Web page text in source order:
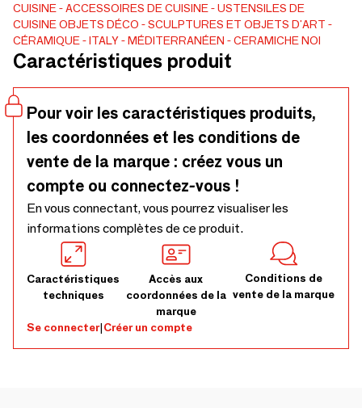
lavables au lave-vaisselle et au micro-ondes.
CUISINE
ACCESSOIRES DE CUISINE
USTENSILES DE
CUISINEOBJETS DÉCO
SCULPTURES ET OBJETS D'ART
CÉRAMIQUE
ITALY MÉDITERRANÉEN CERAMICHE NOI
Caractéristiques produit
Pour voir les caractéristiques produits,
les coordonnées et les conditions de
vente de la marque : créez vous un
compte ou connectez-vous !
En vous connectant, vous pourrez visualiser les
informations complètes de ce produit.
Caractéristiques
techniques
Accès aux
coordonnées de la
marque
Conditions de
vente de la marque
Se connecter|Créer un compte